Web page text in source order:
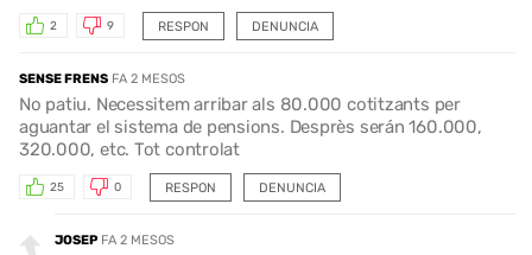
RESPON
2 9 DENUNCIA
SENSE FRENS FA 2 MESOS
No patiu. Necessitem arribar als 80.000 cotitzants per
aguantar el sistema de pensions. Desprès serán 160.000,
320.000, etc. Tot controlat
RESPON
25 0 DENUNCIA
JOSEP FA 2 MESOS